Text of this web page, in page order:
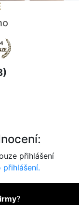
přihlášení
přihlášení.
?